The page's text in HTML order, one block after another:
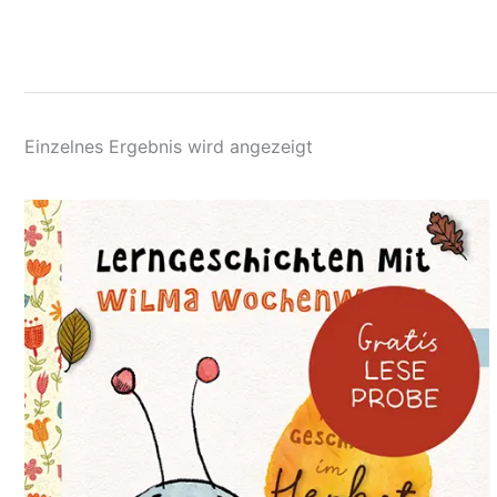
Einzelnes Ergebnis wird angezeigt